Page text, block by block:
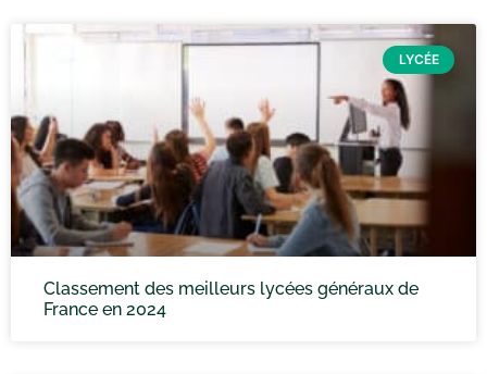
LYCÉE
Classement des meilleurs lycées généraux de
France en 2024